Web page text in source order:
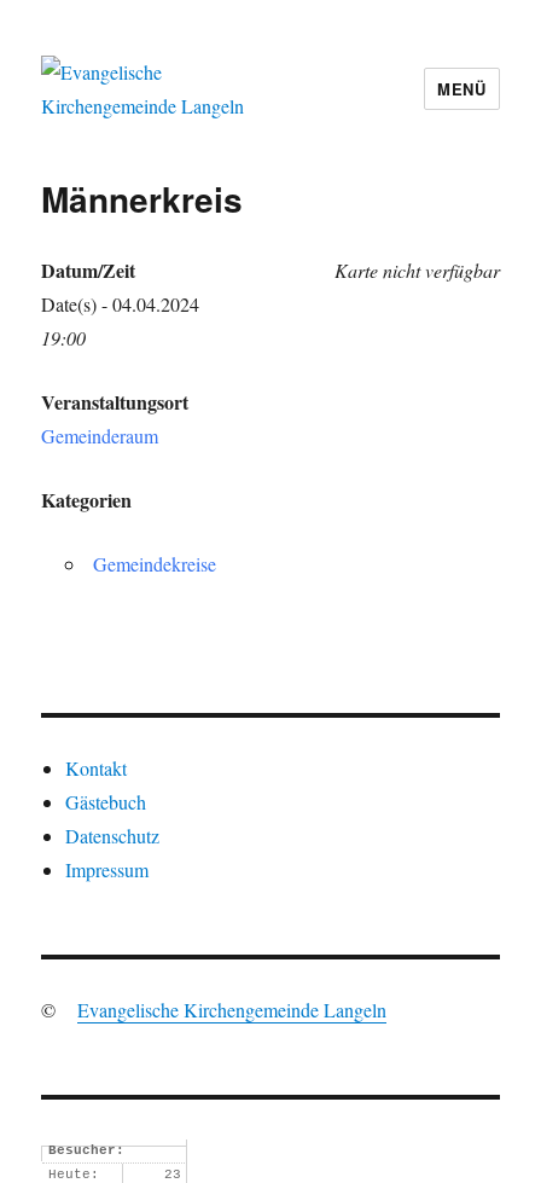
Langeln
MENÜ
Männerkreis
Karte nicht verfügbar
Datum/Zeit
Date(s) - 04.04.2024
19:00
Veranstaltungsort
Gemeinderaum
Kategorien
Gemeindekreise
Kontakt
Gästebuch
Datenschutz
Impressum
©Evangelische Kirchengemeinde Langeln
Besucher:
Heute:
23